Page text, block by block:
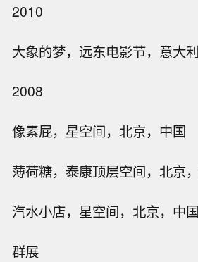
2010
大象的梦，远东电影节，意大利
2008
像素屁，星空间，北京，中国
薄荷糖，泰康顶层空间，北京
汽水小店，星空间，北京，中国
群展